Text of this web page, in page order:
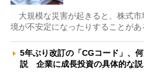
大規模な災害が起きると、株式市
境が不安定になったりすることがあ
5年ぶり改訂の「CGコード」、
説 企業に成長投資の具体的な